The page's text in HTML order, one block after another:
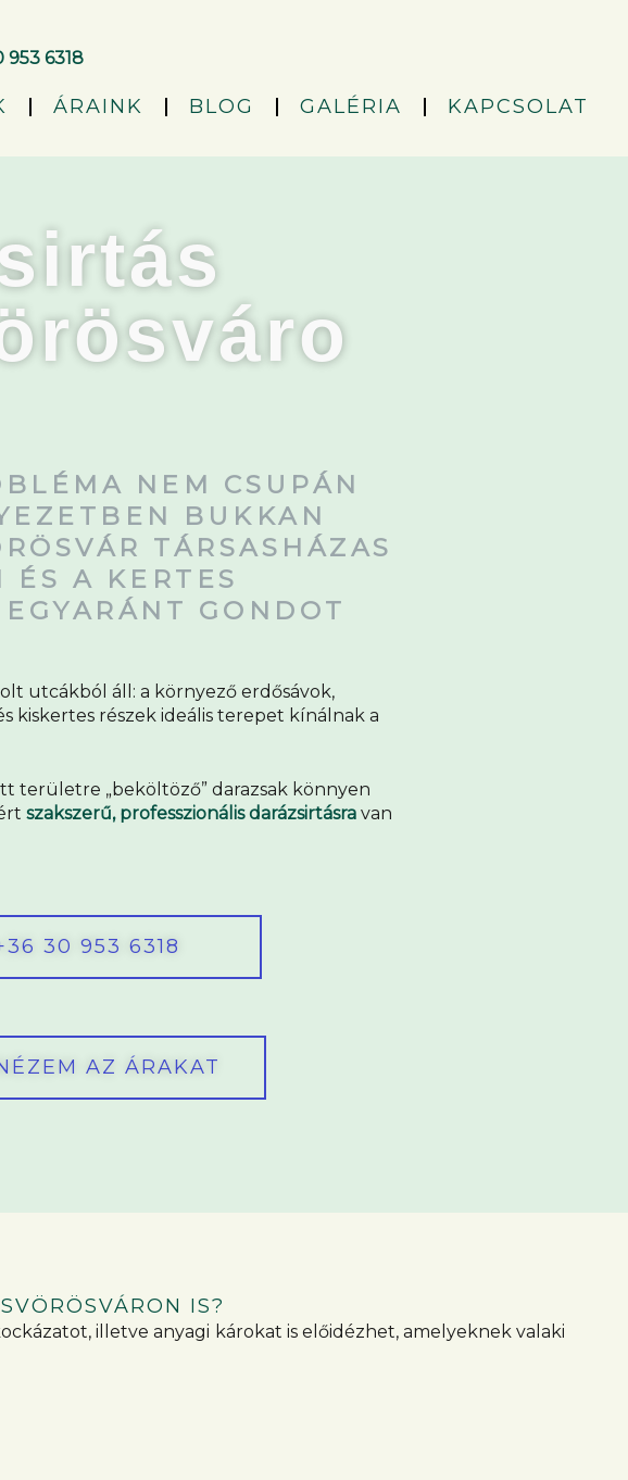
953 6318
ÁRAINK BLOG GALÉRIA KAPCSOLAT
NEM CSUPÁN
BUKKAN
TÁRSASHÁZAS
ÉS A KERTES
GONDOT
utcákból áll: a környező erdősávok,
kiskertes részek ideális terepet kínálnak a
területre „beköltöző” darazsak könnyen
szakszerű, professzionális darázsirtásra van
30 953 6318
AZ ÁRAKAT
IS?
illetve anyagi károkat is előidézhet, amelyeknek valaki